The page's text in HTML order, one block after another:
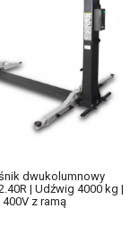
dwukolumnowy
| Udźwig 4000 kg |
400V z ramą